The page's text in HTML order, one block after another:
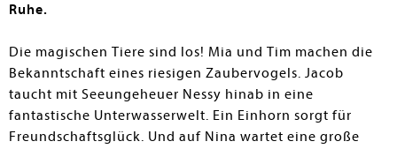
Ruhe.
Die magischen Tiere sind los! Mia und Tim machen die
Bekanntschaft eines riesigen Zaubervogels. Jacob
taucht mit Seeungeheuer Nessy hinab in eine
fantastische Unterwasserwelt. Ein Einhorn sorgt für
Freundschaftsglück. Und auf Nina wartet eine große